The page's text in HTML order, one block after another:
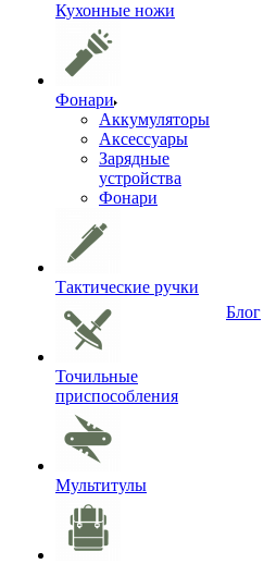
Кухонные ножи
Фонари
Аккумуляторы
Аксессуары
Зарядные
устройства
Фонари
Тактические ручки
Точильные
приспособления
Мультитулы
Блог